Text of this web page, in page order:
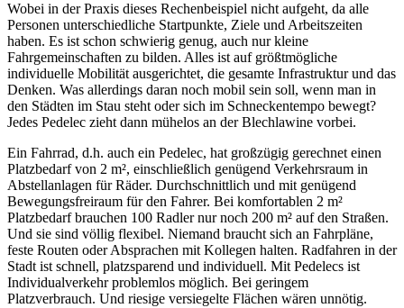
Wobei in der Praxis dieses Rechenbeispiel nicht aufgeht, da alle
Personen unterschiedliche Startpunkte, Ziele und Arbeitszeiten
haben. Es ist schon schwierig genug, auch nur kleine
Fahrgemeinschaften zu bilden. Alles ist auf größtmögliche
individuelle Mobilität ausgerichtet, die gesamte Infrastruktur und das
Denken. Was allerdings daran noch mobil sein soll, wenn man in
den Städten im Stau steht oder sich im Schneckentempo bewegt?
Jedes Pedelec zieht dann mühelos an der Blechlawine vorbei.
Ein Fahrrad, d.h. auch ein Pedelec, hat großzügig gerechnet einen
Platzbedarf von 2 m², einschließlich genügend Verkehrsraum in
Abstellanlagen für Räder. Durchschnittlich und mit genügend
Bewegungsfreiraum für den Fahrer. Bei komfortablen 2 m²
Platzbedarf brauchen 100 Radler nur noch 200 m² auf den Straßen.
Und sie sind völlig flexibel. Niemand braucht sich an Fahrpläne,
feste Routen oder Absprachen mit Kollegen halten. Radfahren in der
Stadt ist schnell, platzsparend und individuell. Mit Pedelecs ist
Individualverkehr problemlos möglich. Bei geringem
Platzverbrauch. Und riesige versiegelte Flächen wären unnötig.